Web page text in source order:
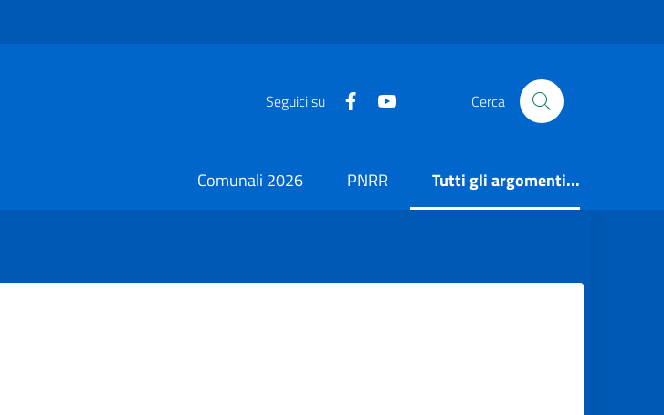
Seguici su https://it-it.facebook.com/ComuneSalerno
https://www.youtube.com/user/
Cerca
Comunali 2026 PNRR Tutti gli argomenti...